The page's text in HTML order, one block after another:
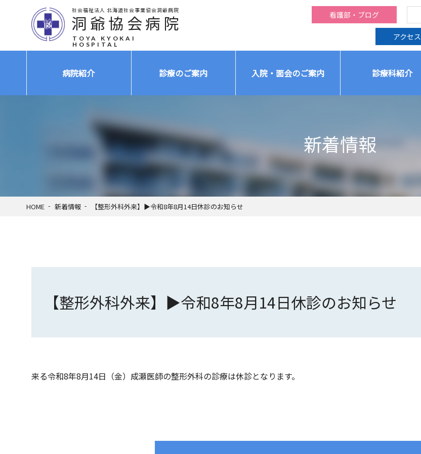
社会福祉法人 北海道社会事業協会洞爺病院
洞爺協会病院
TOYA KYOKAI
HOSPITAL
看護部・ブログ
アクセス
病院紹介 診療のご案内 入院・面会のご案内 診療科紹介
新着情報
HOME 新着情報 【整形外科外来】▶令和8年8月14日休診のお知らせ
【整形外科外来】▶令和8年8月14日休診のお知らせ
来る令和8年8月14日（金）成瀬医師の整形外科の診療は休診となります。